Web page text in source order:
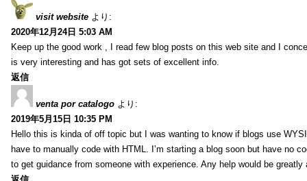
visit website より:
2020年12月24日 5:03 AM
Keep up the good work , I read few blog posts on this web site and I
is very interesting and has got sets of excellent info.
返信
venta por catalogo より:
2019年5月15日 10:35 PM
Hello this is kinda of off topic but I was wanting to know if blogs use
have to manually code with HTML. I’m starting a blog soon but have no
to get guidance from someone with experience. Any help would be greatly
返信